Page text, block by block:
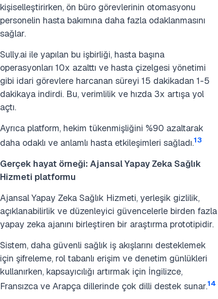
kişiselleştirirken, ön büro görevlerinin otomasyonu
personelin hasta bakımına daha fazla odaklanmasını
sağlar.
Sully.ai ile yapılan bu işbirliği, hasta başına
operasyonları 10x azalttı ve hasta çizelgesi yönetimi
gibi idari görevlere harcanan süreyi 15 dakikadan 1-5
dakikaya indirdi. Bu, verimlilik ve hızda 3x artışa yol
açtı.
Ayrıca platform, hekim tükenmişliğini %90 azaltarak
daha odaklı ve anlamlı hasta etkileşimleri sağladı.13
Gerçek hayat örneği: Ajansal Yapay Zeka Sağlık
Hizmeti platformu
Ajansal Yapay Zeka Sağlık Hizmeti, yerleşik gizlilik,
açıklanabilirlik ve düzenleyici güvencelerle birden fazla
yapay zeka ajanını birleştiren bir araştırma prototipidir.
Sistem, daha güvenli sağlık iş akışlarını desteklemek
için şifreleme, rol tabanlı erişim ve denetim günlükleri
kullanırken, kapsayıcılığı artırmak için İngilizce,
Fransızca ve Arapça dillerinde çok dilli destek sunar.14